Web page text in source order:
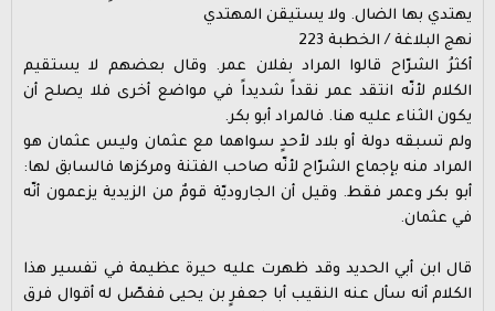
يهتدي بها الضال. ولا يستيقن المهتدي
نهج البلاغة / الخطبة 223
أكثرُ الشرّاح قالوا المراد بفلان عمر. وقال بعضهم لا يستقيم
الكلام لأنّه انتقد عمر نقداً شديداً في مواضع أخرى فلا يصلح أن
يكون الثناء عليه هنا. فالمراد أبو بكر.
ولم تسبقه دولة أو بلاد لأحدٍ سواهما مع عثمان وليس عثمان هو
المراد منه بإجماع الشرّاح لأنّه صاحب الفتنة ومركزها فالسابق لها:
أبو بكر وعمر فقط. وقيل أن الجاروديّة قومٌ من الزيدية يزعمون أنّه
في عثمان.
قال ابن أبي الحديد وقد ظهرت عليه حيرة عظيمة في تفسير هذا
الكلام أنه سأل عنه النقيب أبا جعفرٍ بن يحيى ففصّل له أقوال فرق